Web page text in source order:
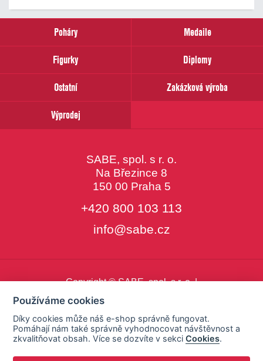
email
Poháry
Medaile
Figurky
Diplomy
Ostatní
Zakázková výroba
Výprodej
SABE, spol. s r. o.
Na Březince 8
150 00 Praha 5
+420 800 103 113
info@sabe.cz
Copyright © SABE, spol. s r. o. |
Používáme cookies
Díky cookies může náš e-shop správně fungovat.
Pomáhají nám také správně vyhodnocovat návštěvnost a
zkvalitňovat obsah. Více se dozvíte v sekciCookies.